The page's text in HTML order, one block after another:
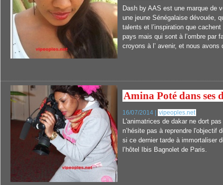
Dash by AAS est une marque de
une jeune Sénégalaise dévouée,
talents et l’inspiration que
pays mais qui sont à l’ombre par
croyons à l’ avenir, et nous
Amina Poté dans ses
16/07/2014 | vipeoples.net
L'animatrices de dakar ne dort
n’hésite pas à reprendre l'objectif
si ce dernier tarde à immortaliser
l’hôtel Ibis Bagnolet de Paris.